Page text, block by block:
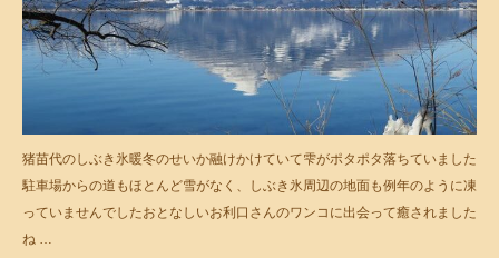
猪苗代のしぶき氷暖冬のせいか融けかけていて雫がポタポタ落ちていました
駐車場からの道もほとんど雪がなく、しぶき氷周辺の地面も例年のように凍
っていませんでしたおとなしいお利口さんのワンコに出会って癒されました
ね …